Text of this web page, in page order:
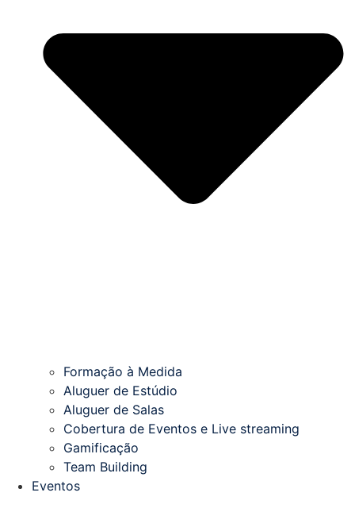
Formação à Medida
Aluguer de Estúdio
Aluguer de Salas
Cobertura de Eventos e Live streaming
Gamificação
Team Building
Eventos